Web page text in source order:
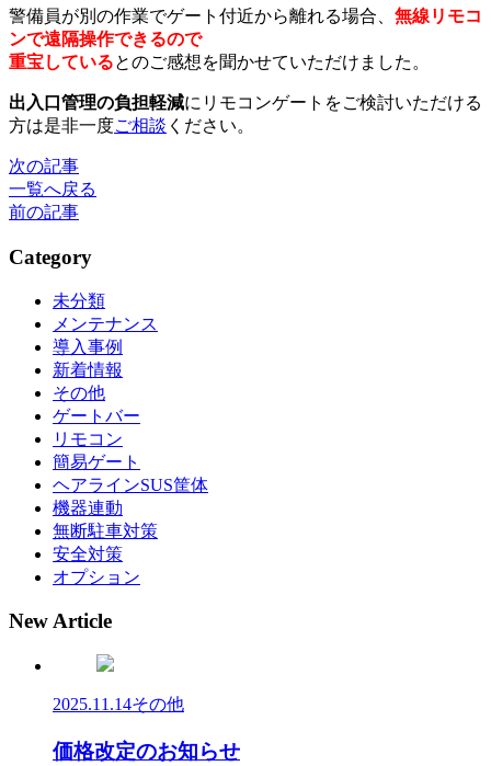
警備員が別の作業でゲート付近から離れる場合、 無線リモコ
ンで遠隔操作できるので
重宝しているとのご感想を聞かせていただけました。
出入口管理の負担軽減にリモコンゲートをご検討いただける
方は是非一度ご相談 ください。
次の記事
一覧へ戻る
前の記事
Category
未分類
メンテナンス
導入事例
新着情報
その他
ゲートバー
リモコン
簡易ゲート
ヘアラインSUS筐体
機器連動
無断駐車対策
安全対策
オプション
New Article
2025.11.14その他
価格改定のお知らせ